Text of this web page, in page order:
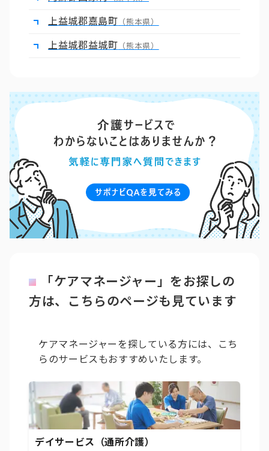
上益城郡嘉島町 （熊本県）
上益城郡益城町 （熊本県）
「ケアマネージャー」をお探しの
方は、こちらのページも見ています
ケアマネージャーを探している方には、こち
らのサービスもおすすめいたします。
デイサービス（通所介護）